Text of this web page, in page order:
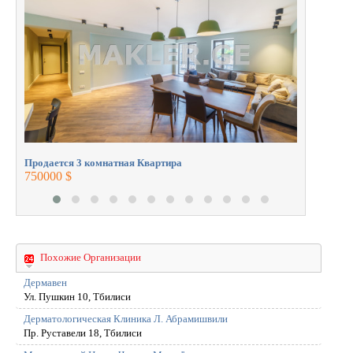
Продается 3 комнатная Квартира
750000 $
Похожие Организации
Дермавен
Ул. Пушкин 10, Тбилиси
Дерматологическая Клиника Л. Абрамишвили
Пр. Руставели 18, Тбилиси